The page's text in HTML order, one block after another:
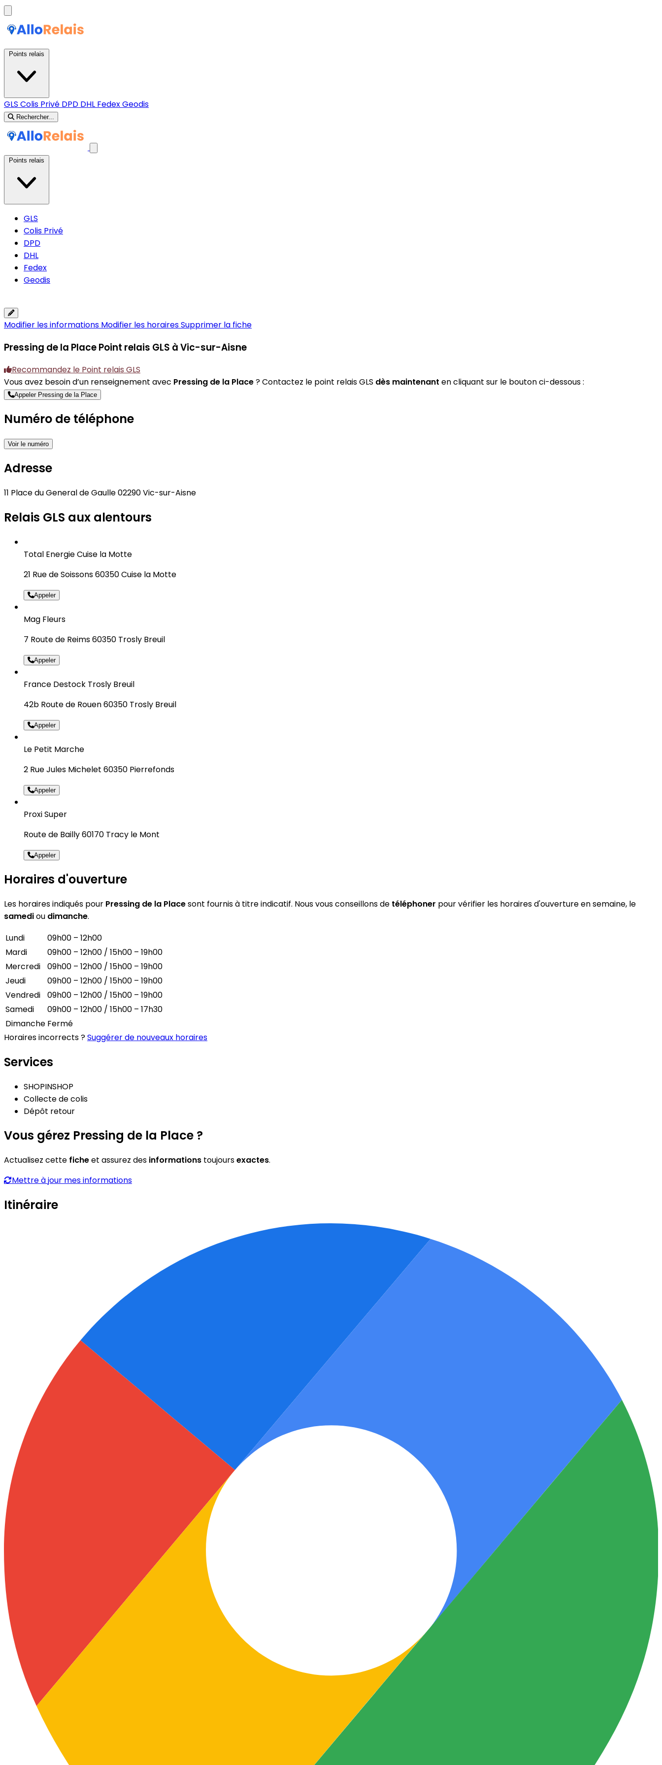
GLS Colis Privé DPD DHL FedexGeodis
Rechercher...
GLS
Colis Privé
DPD
DHL
Fedex
Geodis
Modifier les informations Modifier les horairesSupprimer la fiche
Pressing de la PlacePoint relais GLS à Vic-sur-Aisne
Recommandez le Point relais GLS
Vous avez besoin d’un renseignement avec Pressing de la Place? Contactez le point relais GLS dès maintenant en cliquant sur le bouton ci-dessous :
Appeler Pressing de la Place
Numéro de téléphone
Voir le numéro
Adresse
11 Place du General de Gaulle 02290 Vic-sur-Aisne
Relais GLS aux alentours
Total Energie Cuise la Motte
21 Rue de Soissons 60350 Cuise la Motte
Appeler
Mag Fleurs
7 Route de Reims 60350 Trosly Breuil
Appeler
France Destock Trosly Breuil
42b Route de Rouen 60350 Trosly Breuil
Appeler
Le Petit Marche
2 Rue Jules Michelet 60350 Pierrefonds
Appeler
Proxi Super
Route de Bailly 60170 Tracy le Mont
Appeler
Horaires d'ouverture
Les horaires indiqués pour Pressing de la Placesont fournis à titre indicatif. Nous vous conseillons de téléphoner pour vérifier les horaires d'ouverture en semaine, le
samediou dimanche.
Lundi
09h00 – 12h00
Mardi
09h00 – 12h00 / 15h00 – 19h00
Mercredi
09h00 – 12h00 / 15h00 – 19h00
Jeudi
09h00 – 12h00 / 15h00 – 19h00
Vendredi
09h00 – 12h00 / 15h00 – 19h00
Samedi
09h00 – 12h00 / 15h00 – 17h30
Dimanche Fermé
Horaires incorrects ?Suggérer de nouveaux horaires
Services
SHOPINSHOP
Collecte de colis
Dépôt retour
Vous gérez Pressing de la Place ?
Actualisez cette ficheet assurez des informations toujoursexactes.
Mettre à jour mes informations
Itinéraire